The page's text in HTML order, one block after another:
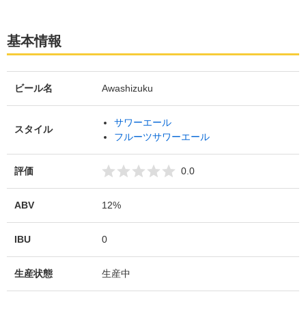
基本情報
ビール名 Awashizuku
スタイル
サワーエール
フルーツサワーエール
評価 0.0
ABV 12%
IBU 0
生産状態 生産中